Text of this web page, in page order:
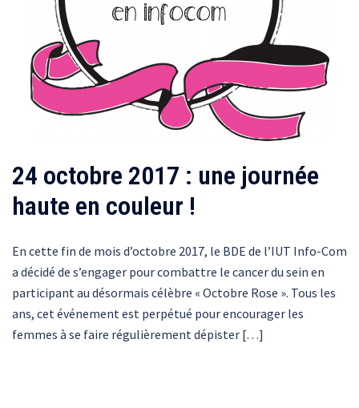
24 octobre 2017 : une journée
haute en couleur !
En cette fin de mois d’octobre 2017, le BDE de l’IUT Info-Com
a décidé de s’engager pour combattre le cancer du sein en
participant au désormais célèbre « Octobre Rose ». Tous les
ans, cet événement est perpétué pour encourager les
femmes à se faire régulièrement dépister […]